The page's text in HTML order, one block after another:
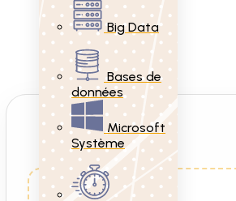
Big Data
Bases de
données
Microsoft
Système